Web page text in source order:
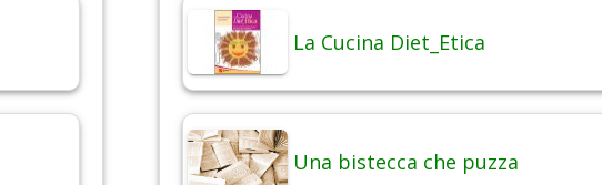
La Cucina Diet_Etica
Una bistecca che puzza